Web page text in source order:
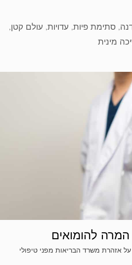
,סתימת פיות, עדויות, עולם קטן,
מינית
המרה להומואים
על אזהרת משרד הבריאות מפני טיפולי